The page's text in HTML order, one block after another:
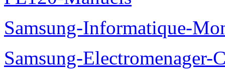
Samsung-Informatique-
Samsung-